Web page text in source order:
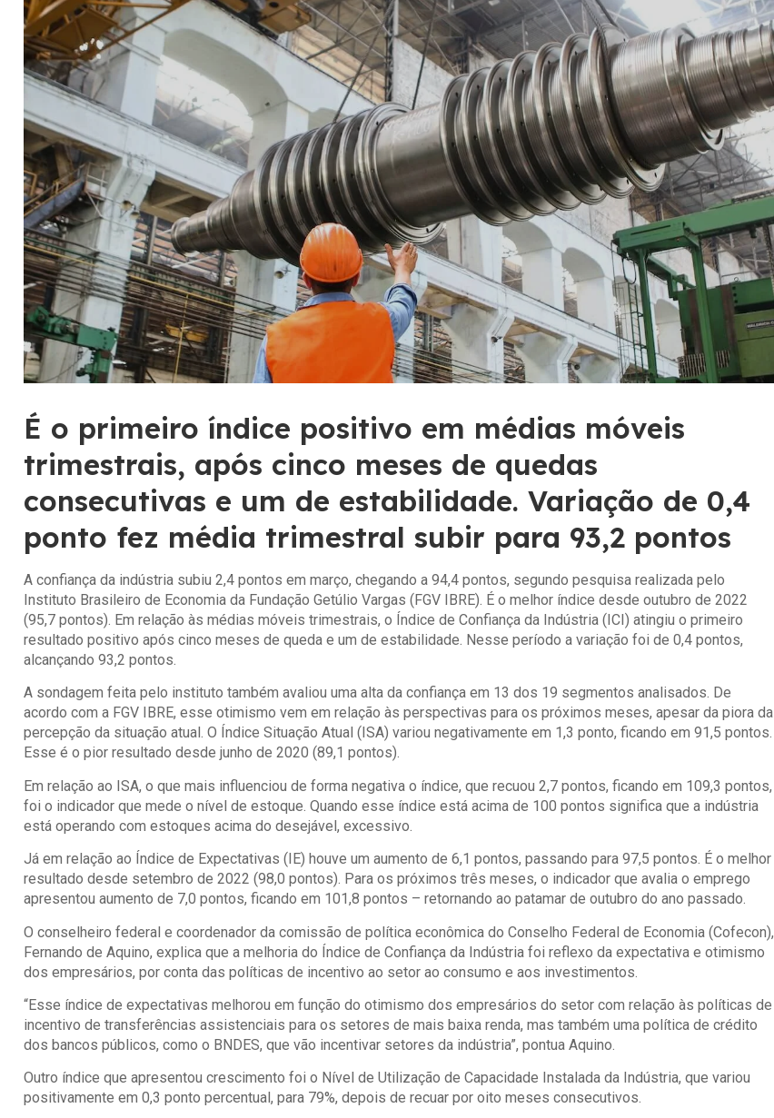
É o primeiro índice positivo em médias móveis
trimestrais, após cinco meses de quedas
consecutivas e um de estabilidade. Variação de 0,4
ponto fez média trimestral subir para 93,2 pontos
A confiança da indústria subiu 2,4 pontos em março, chegando a 94,4 pontos, segundo pesquisa realizada pelo
Instituto Brasileiro de Economia da Fundação Getúlio Vargas (FGV IBRE). É o melhor índice desde outubro de 2022
(95,7 pontos). Em relação às médias móveis trimestrais, o Índice de Confiança da Indústria (ICI) atingiu o primeiro
resultado positivo após cinco meses de queda e um de estabilidade. Nesse período a variação foi de 0,4 pontos,
alcançando 93,2 pontos.
A sondagem feita pelo instituto também avaliou uma alta da confiança em 13 dos 19 segmentos analisados. De
acordo com a FGV IBRE, esse otimismo vem em relação às perspectivas para os próximos meses, apesar da piora da
percepção da situação atual. O Índice Situação Atual (ISA) variou negativamente em 1,3 ponto, ficando em 91,5 pontos.
Esse é o pior resultado desde junho de 2020 (89,1 pontos).
Em relação ao ISA, o que mais influenciou de forma negativa o índice, que recuou 2,7 pontos, ficando em 109,3 pontos,
foi o indicador que mede o nível de estoque. Quando esse índice está acima de 100 pontos significa que a indústria
está operando com estoques acima do desejável, excessivo.
Já em relação ao Índice de Expectativas (IE) houve um aumento de 6,1 pontos, passando para 97,5 pontos. É o melhor
resultado desde setembro de 2022 (98,0 pontos). Para os próximos três meses, o indicador que avalia o emprego
apresentou aumento de 7,0 pontos, ficando em 101,8 pontos – retornando ao patamar de outubro do ano passado.
O conselheiro federal e coordenador da comissão de política econômica do Conselho Federal de Economia (Cofecon),
Fernando de Aquino, explica que a melhoria do Índice de Confiança da Indústria foi reflexo da expectativa e otimismo
dos empresários, por conta das políticas de incentivo ao setor ao consumo e aos investimentos.
“Esse índice de expectativas melhorou em função do otimismo dos empresários do setor com relação às políticas de
incentivo de transferências assistenciais para os setores de mais baixa renda, mas também uma política de crédito
dos bancos públicos, como o BNDES, que vão incentivar setores da indústria”, pontua Aquino.
Outro índice que apresentou crescimento foi o Nível de Utilização de Capacidade Instalada da Indústria, que variou
positivamente em 0,3 ponto percentual, para 79%, depois de recuar por oito meses consecutivos.